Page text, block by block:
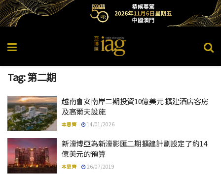
Tag:第二期
越南會安南岸二期投資10億美元 擴建酒店客房
及高爾夫設施
本思齊 14/01/2026
新濠博亞為新濠影匯二期擴建計劃設定了約14
億美元的預算
本思齊 26/07/2019